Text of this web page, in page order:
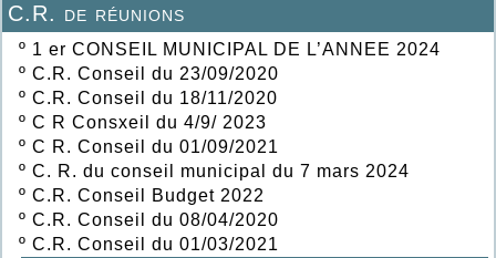
C.R. de réunions
º 1 er CONSEIL MUNICIPAL DE L’ANNEE 2024
º C.R. Conseil du 23/09/2020
º C.R. Conseil du 18/11/2020
º C R Consxeil du 4/9/ 2023
º C R. Conseil du 01/09/2021
º C. R. du conseil municipal du 7 mars 2024
º C.R. Conseil Budget 2022
º C.R. Conseil du 08/04/2020
º C.R. Conseil du 01/03/2021